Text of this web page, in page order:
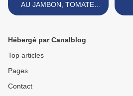
AU JAMBON, TOMATE,
FROMAGE,
#MARDIGRAS]
Hébergé par Canalblog
Top articles
Pages
Contact